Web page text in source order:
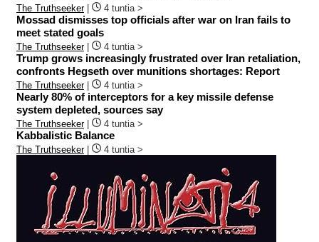
The Truthseeker| 4 tuntia >
Mossad dismisses top officials after war on Iran fails to
meet stated goals
The Truthseeker| 4 tuntia >
Trump grows increasingly frustrated over Iran retaliation,
confronts Hegseth over munitions shortages: Report
The Truthseeker| 4 tuntia >
Nearly 80% of interceptors for a key missile defense
system depleted, sources say
The Truthseeker| 4 tuntia >
Kabbalistic Balance
The Truthseeker| 4 tuntia >